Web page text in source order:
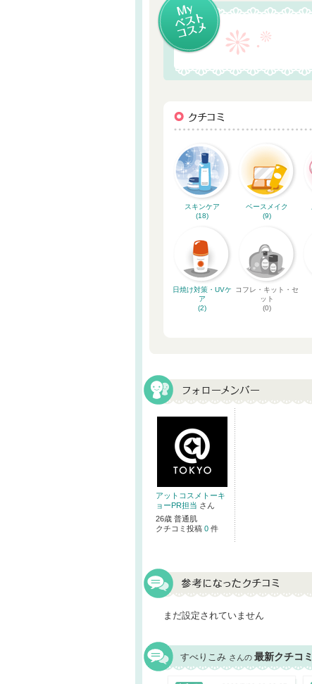
スキンケア
(18)
ベースメイク
(9)
日焼け対策・UVケ
ア
(2)
コフレ・キット・セ
ット
(0)
アットコスメトーキ
ョーPR担当 さん
26歳 普通肌
クチコミ投稿 0 件
まだ設定されていません
すべりこみ さんの 最新クチコミ